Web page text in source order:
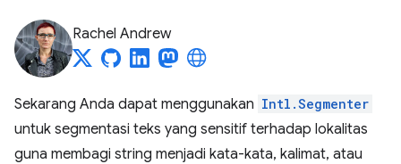
Rachel Andrew
Sekarang Anda dapat menggunakan Intl.Segmenter
untuk segmentasi teks yang sensitif terhadap lokalitas
guna membagi string menjadi kata-kata, kalimat, atau